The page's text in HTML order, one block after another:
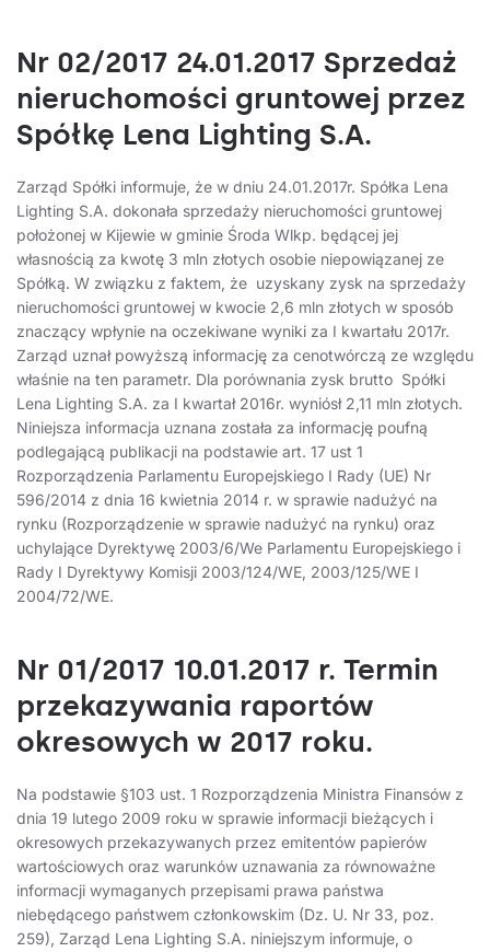
Nr 02/2017 24.01.2017 Sprzedaż
nieruchomości gruntowej przez
Spółkę Lena Lighting S.A.
Zarząd Spółki informuje, że w dniu 24.01.2017r. Spółka Lena
Lighting S.A. dokonała sprzedaży nieruchomości gruntowej
położonej w Kijewie w gminie Środa Wlkp. będącej jej
własnością za kwotę 3 mln złotych osobie niepowiązanej ze
Spółką. W związku z faktem, że uzyskany zysk na sprzedaży
nieruchomości gruntowej w kwocie 2,6 mln złotych w sposób
znaczący wpłynie na oczekiwane wyniki za I kwartału 2017r.
Zarząd uznał powyższą informację za cenotwórczą ze względu
właśnie na ten parametr. Dla porównania zysk brutto Spółki
Lena Lighting S.A. za I kwartał 2016r. wyniósł 2,11 mln złotych.
Niniejsza informacja uznana została za informację poufną
podlegającą publikacji na podstawie art. 17 ust 1
Rozporządzenia Parlamentu Europejskiego I Rady (UE) Nr
596/2014 z dnia 16 kwietnia 2014 r. w sprawie nadużyć na
rynku (Rozporządzenie w sprawie nadużyć na rynku) oraz
uchylające Dyrektywę 2003/6/We Parlamentu Europejskiego i
Rady I Dyrektywy Komisji 2003/124/WE, 2003/125/WE I
2004/72/WE.
Nr 01/2017 10.01.2017 r. Termin
przekazywania raportów
okresowych w 2017 roku.
Na podstawie §103 ust. 1 Rozporządzenia Ministra Finansów z
dnia 19 lutego 2009 roku w sprawie informacji bieżących i
okresowych przekazywanych przez emitentów papierów
wartościowych oraz warunków uznawania za równoważne
informacji wymaganych przepisami prawa państwa
niebędącego państwem członkowskim (Dz. U. Nr 33, poz.
259), Zarząd Lena Lighting S.A. niniejszym informuje, o